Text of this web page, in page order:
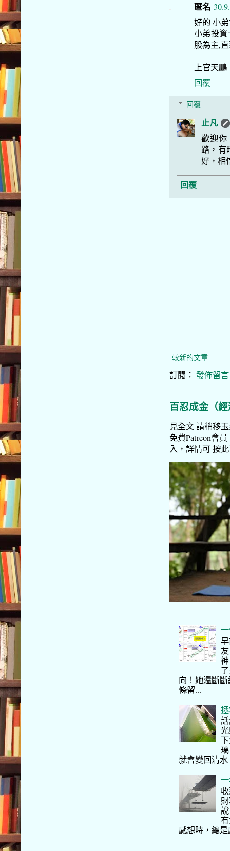
匿名
好的 小
小弟投
股為主,
上官天鵬
回覆
回覆
止凡
歡迎你
路，有
好，相
回覆
較新的文章
訂閱： 發佈留
百忍成金（
見全文 請稍移
免費Patreon會
入，詳情可 按
向！她還斷
條留...
就會變回清
感想時，總